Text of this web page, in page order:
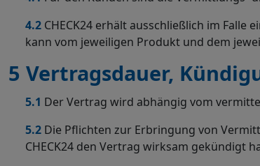
4.2 CHECK24 erhält ausschließlich im
kann vom jeweiligen Produkt und dem
5 Vertragsdauer,
5.1 Der Vertrag wird abhängig vom
5.2 Die Pflichten zur Erbringung von
CHECK24 den Vertrag wirksam gekündigt